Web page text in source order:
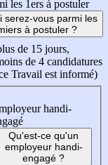
les 1ers à postuler
serez-vous parmi les
à postuler ?
de 15 jours,
de 4 candidatures
Travail est informé)
handi-
Qu'est-ce qu'un
employeur handi-
engagé ?